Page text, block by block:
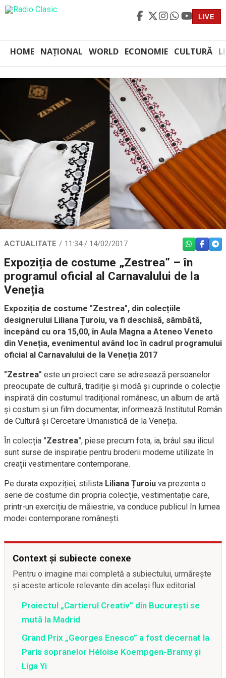
LIVE
HOME NAȚIONAL WORLD ECONOMIE CULTURĂ
ACTUALITATE 11:34 / 14/02/2017 WHATSAPP
Expoziția de costume „Zestrea” – în
programul oficial al Carnavalului de la
Veneția
Expoziția de costume "Zestrea", din colecțiile
designerului Liliana Țuroiu, va fi deschisă, sâmbătă,
începând cu ora 15,00, în Aula Magna a Ateneo Veneto
din Veneția, evenimentul având loc în cadrul programului
oficial al Carnavalului de la Veneția 2017
"Zestrea" este un proiect care se adresează persoanelor
preocupate de cultură, tradiție și modă și cuprinde o colecție
inspirată din costumul tradițional românesc, un album de artă
și costum și un film documentar, informează Institutul Român
de Cultură și Cercetare Umanistică de la Veneția.
În colecția "Zestrea", piese precum fota, ia, brâul sau ilicul
sunt surse de inspirație pentru broderii moderne utilizate în
creații vestimentare contemporane.
Pe durata expoziției, stilista Liliana Țuroiu va prezenta o
serie de costume din propria colecție, vestimentație care,
printr-un exercițiu de măiestrie, va conduce publicul în lumea
modei contemporane românești.
Context și subiecte conexe
Pentru o imagine mai completă a subiectului, urmărește
și aceste articole relevante din același flux editorial.
Proiectul „Cartierul Creativ” din București se
mută la Madrid
Grand Prix „Georges Enesco” a fost decernat la
Paris sopranelor Héloise Koempgen-Bramy și
Liga Yi